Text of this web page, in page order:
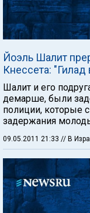
Йоэль Шалит
Кнессета:
Шалит и его
демарше, были
полиции, которые
задержания
09.05.2011 21:33 // В